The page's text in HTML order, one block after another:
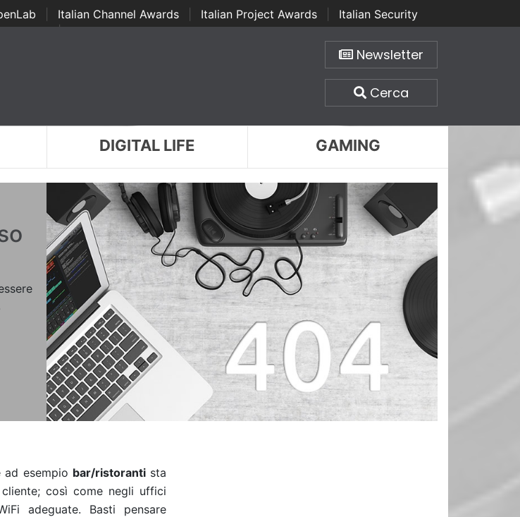
Italian Channel Awards Italian Project Awards
Italian Security
Awards | ...
Newsletter
Cerca
DIGITAL LIFE GAMING
ad esempio bar/ristoranti sta
così come negli uffici
adeguate. Basti pensare